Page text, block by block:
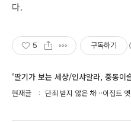
다.
5 구독하기
'딸기가 보는 세상/인샤알라, 중동이
현재글 단죄 받지 않은 채…이집트